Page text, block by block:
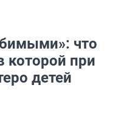
что
которой при
детей